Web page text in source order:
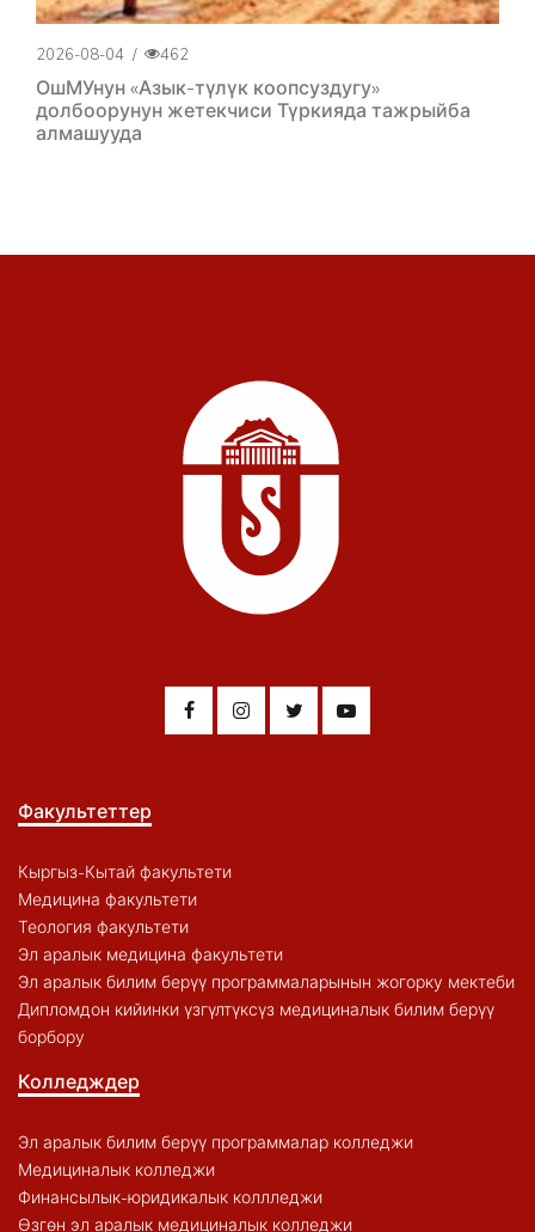
2026-08-04 / 462
ОшМУнун «Азык-түлүк коопсуздугу»
долбоорунун жетекчиси Түркияда тажрыйба
алмашууда
Факультеттер
Кыргыз-Кытай факультети
Медицина факультети
Теология факультети
Эл аралык медицина факультети
Эл аралык билим берүү программаларынын жогорку мектеби
Дипломдон кийинки үзгүлтүксүз медициналык билим берүү
борбору
Колледждер
Эл аралык билим берүү программалар колледжи
Медициналык колледжи
Финансылык-юридикалык коллледжи
Өзгөн эл аралык медициналык колледжи